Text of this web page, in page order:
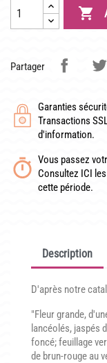
DE JARDINAGE
DE NOS
GUIDE VISUEL
TÉLÉCHARGER UN BON

Partager
Garanties
Transactions
d'information.
Vous passez
Consultez ICI
cette période.
Description
D'après notre
"Fleur grande,
lancéolés, jaspés
foncé; feuillage
de brun-rouge au